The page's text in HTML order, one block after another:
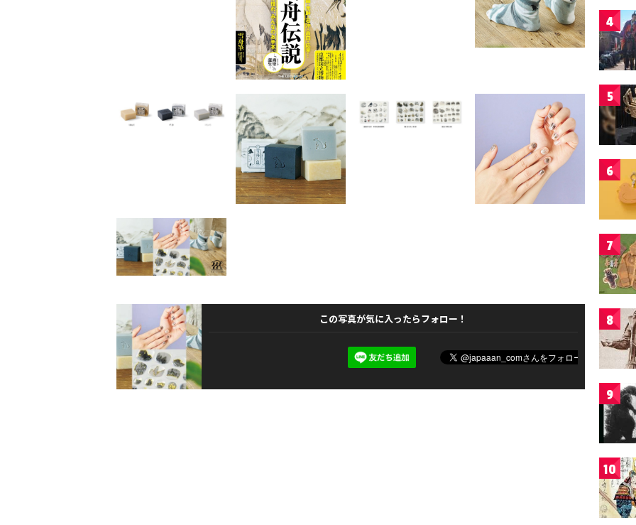
この写真が気に入ったらフォロー！
4
5
6
7
8
9
10